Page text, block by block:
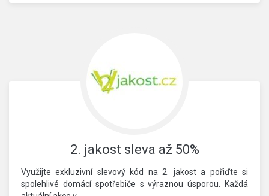
2. jakost sleva až 50%
Využijte exkluzivní slevový kód na 2. jakost a pořiďte si
spolehlivé domácí spotřebiče s výraznou úsporou. Každá